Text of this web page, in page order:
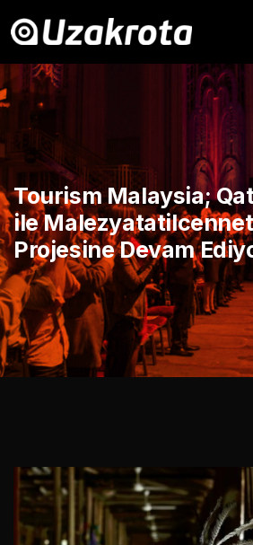
Tourism Malaysia;
ile
Projesine Devam